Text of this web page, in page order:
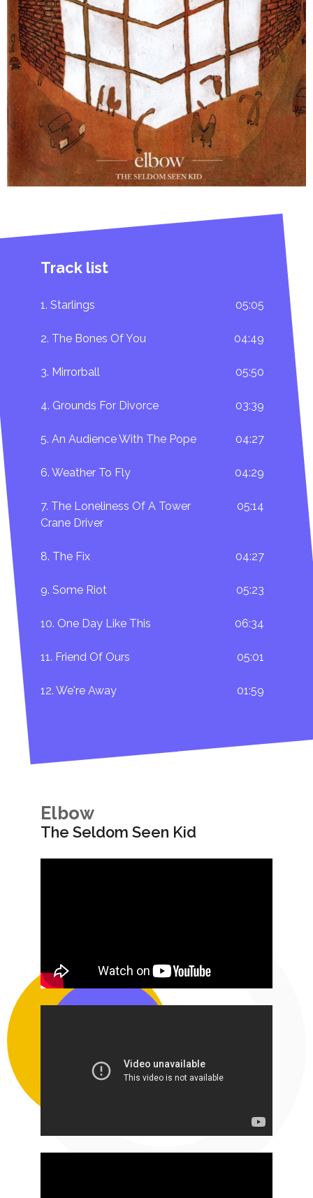
Track list
1. Starlings 05:05
2. The Bones Of You 04:49
3. Mirrorball 05:50
4. Grounds For Divorce 03:39
5. An Audience With The Pope 04:27
6. Weather To Fly 04:29
7. The Loneliness Of A Tower
Crane Driver
05:14
8. The Fix 04:27
9. Some Riot 05:23
10. One Day Like This 06:34
11. Friend Of Ours 05:01
12. We're Away 01:59
Elbow
The Seldom Seen Kid